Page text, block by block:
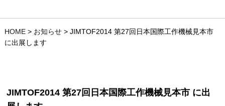
HOME> お知らせ> JIMTOF2014 第27回日本国際工作機械見本市
に出展します
JIMTOF2014 第27回日本国際工作機械見本市 に出